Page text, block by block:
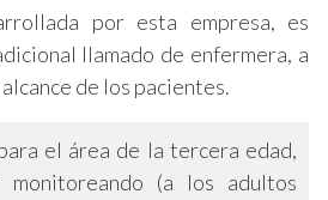
por esta empresa, es
llamado de enfermera, a
de los pacientes.
el área de la tercera edad,
(a los adultos